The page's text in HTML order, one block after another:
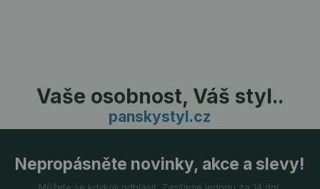
Vaše osobnost, Váš styl..
panskystyl.cz
Nepropásněte novinky, akce a slevy!
Můžete se kdykoli odhlásit. Zasíláme jednou za 14 dní.